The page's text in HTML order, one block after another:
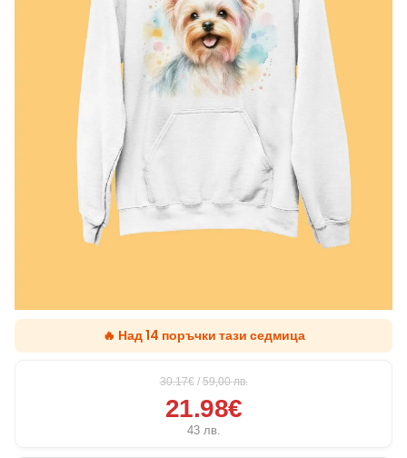
🔥 Над 14 поръчки тази седмица
30.17€ / 59,00лв.
21.98€
43 лв.